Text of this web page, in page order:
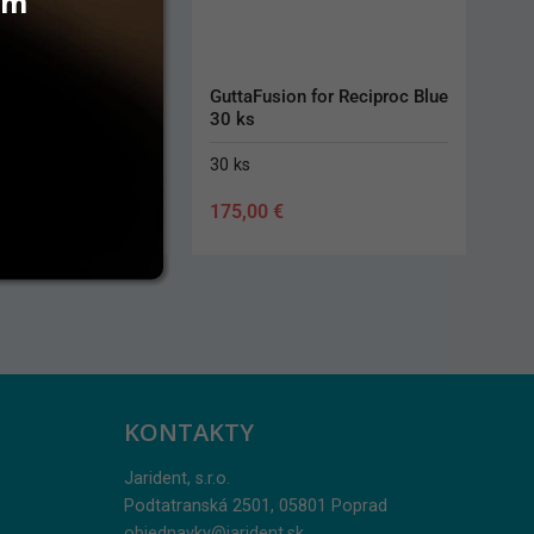
GuttaFusion for Reciproc Blue
30 ks
30 ks
175,00 €
KONTAKTY
Jarident, s.r.o.
Podtatranská 2501, 05801 Poprad